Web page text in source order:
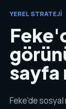
YEREL STRATEJI
sayfa
Feke'de sosyal